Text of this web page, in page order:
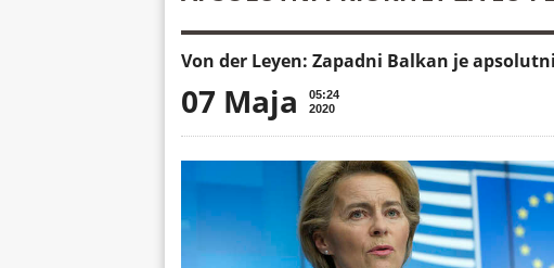
Von der Leyen: Zapadni Balkan je
07 Maja
05:24
2020